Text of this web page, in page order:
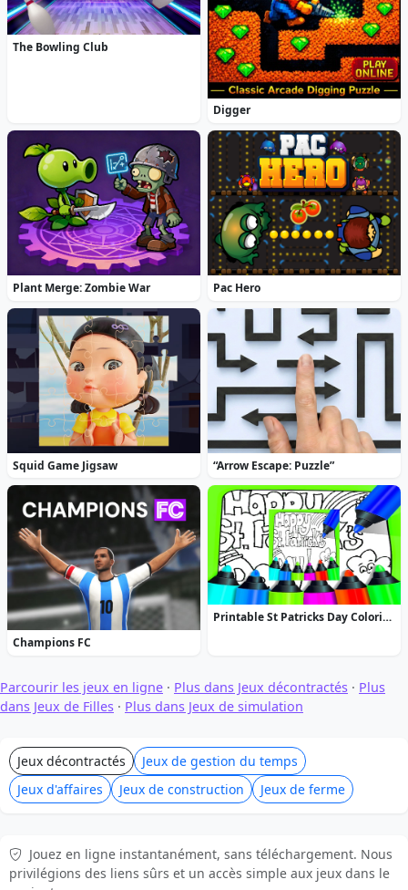
The Bowling Club
Digger
Plant Merge: Zombie War Pac Hero
Squid Game Jigsaw “Arrow Escape: Puzzle”
Champions FC
Printable St Patricks Day Coloring Pages
Parcourir les jeux en ligne · Plus dans Jeux décontractés · Plus
dans Jeux de Filles · Plus dans Jeux de simulation
Jeux décontractés
Jeux de gestion du temps
Jeux d'affaires
Jeux de construction Jeux de ferme
Jouez en ligne instantanément, sans téléchargement. Nous
privilégions des liens sûrs et un accès simple aux jeux dans le